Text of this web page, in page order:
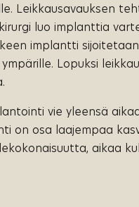
Leikkausavauksen
luo implanttia
implantti
Lopuksi
vie yleensä
on osa laajempaa
aikaa